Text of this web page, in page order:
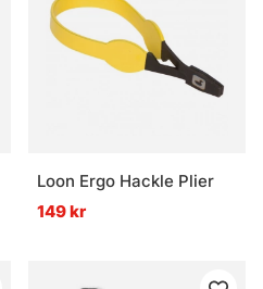
Loon Ergo Hackle Plier
149 kr